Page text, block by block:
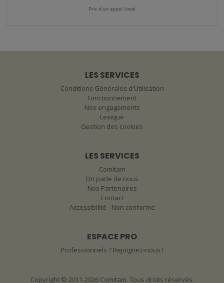
Prix d'un appel local
LES SERVICES
Conditions Générales d'Utilisation
Fonctionnement
Nos engagements
Lexique
Gestion des cookies
LES SERVICES
Comitam
On parle de nous
Nos Partenaires
Contact
Accessibilité - Non conforme
ESPACE PRO
Professionnels ? Rejoignez-nous !
Copyright © 2011-2026 Comitam. Tous droits réservés.